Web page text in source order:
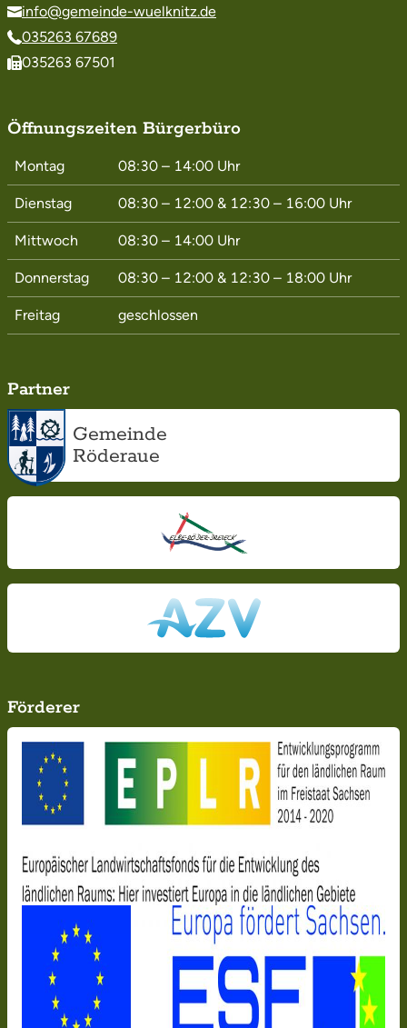
info@gemeinde-wuelknitz.de
035263 67689
035263 67501
Öffnungszeiten Bürgerbüro
Montag 08:30 – 14:00 Uhr
Dienstag 08:30 – 12:00 & 12:30 – 16:00 Uhr
Mittwoch 08:30 – 14:00 Uhr
Donnerstag 08:30 – 12:00 & 12:30 – 18:00 Uhr
Freitag geschlossen
Partner
Gemeinde
Röderaue
Förderer